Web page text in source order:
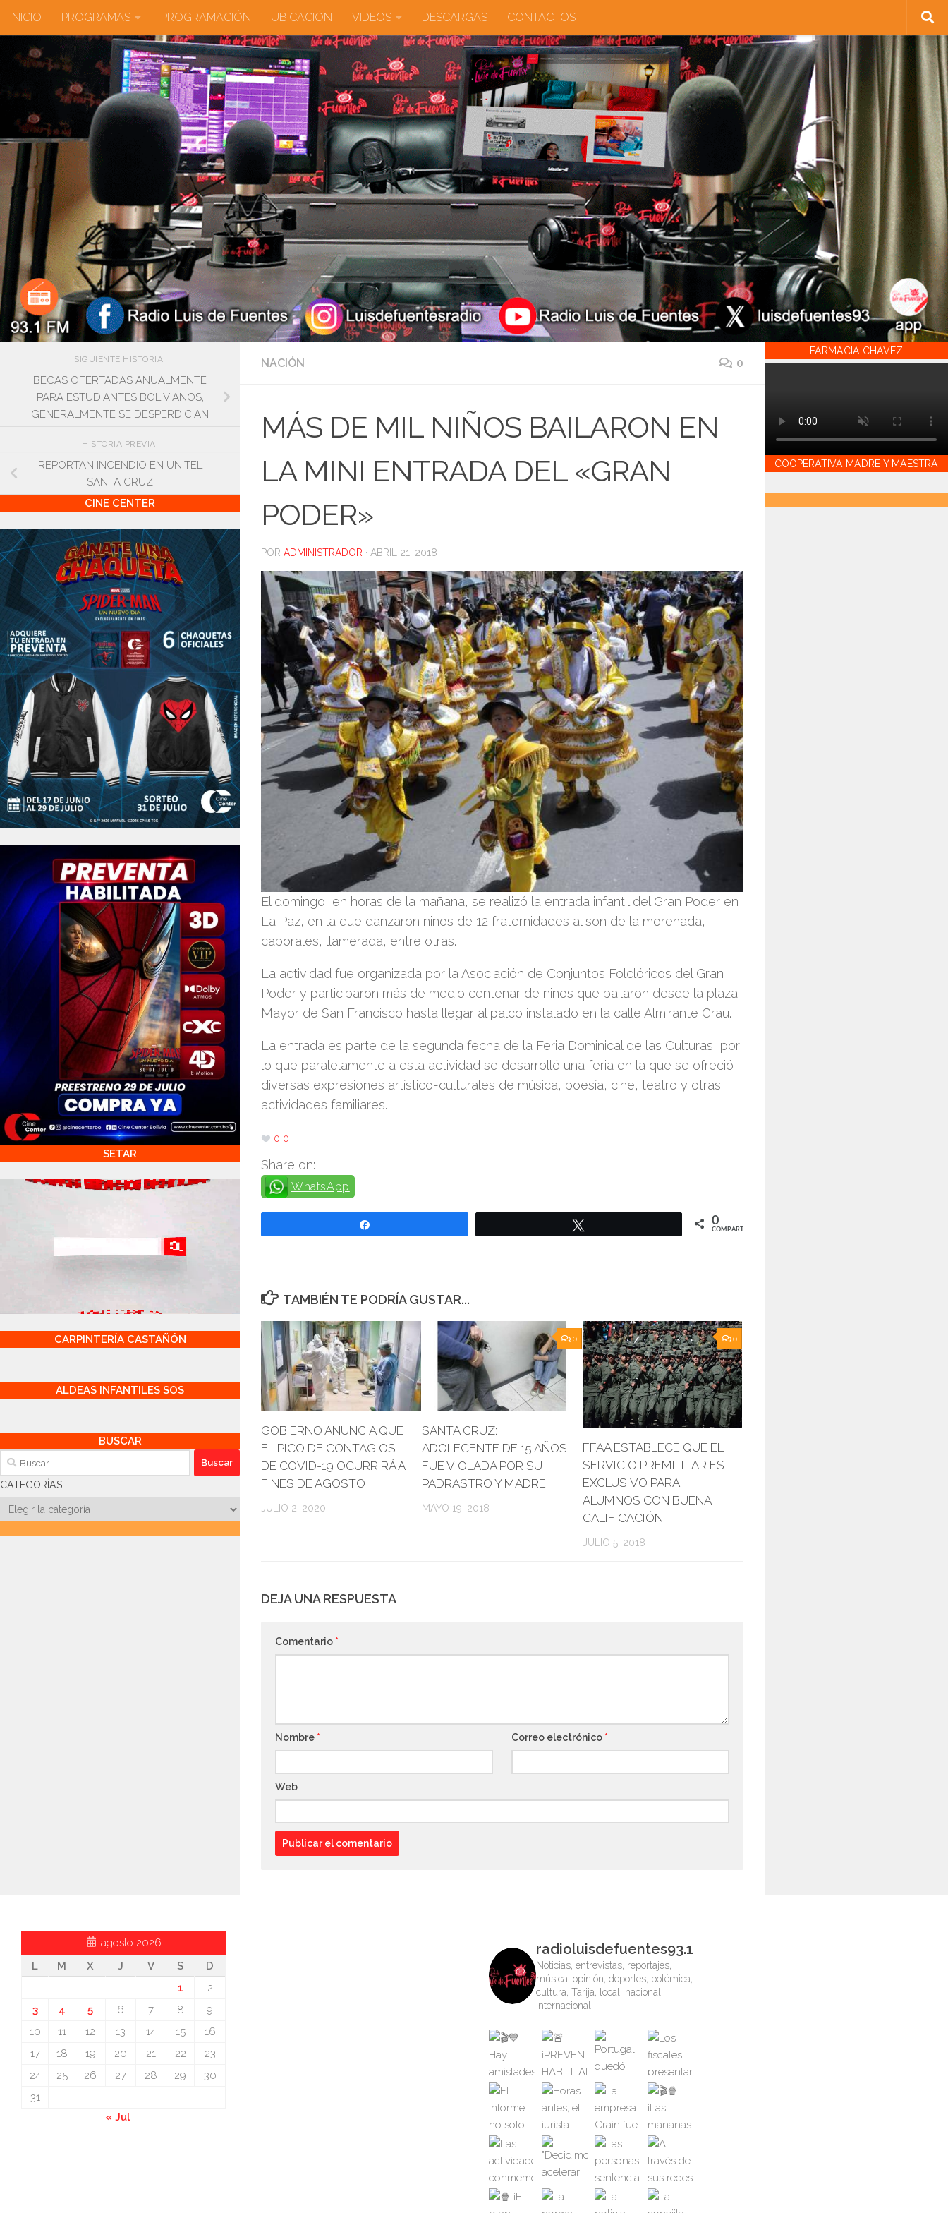
Saltar al contenido
INICIO PROGRAMAS PROGRAMACIÓN UBICACIÓN VIDEOS DESCARGAS CONTACTOS
NACIÓN 0
MÁS DE MIL NIÑOS BAILARON EN
LA MINI ENTRADA DEL «GRAN
PODER»
POR ADMINISTRADOR · ABRIL 21, 2018
El domingo, en horas de la mañana, se realizó la entrada infantil del Gran Poder en
La Paz, en la que danzaron niños de 12 fraternidades al son de la morenada,
caporales, llamerada, entre otras.
La actividad fue organizada por la Asociación de Conjuntos Folclóricos del Gran
Poder y participaron más de medio centenar de niños que bailaron desde la plaza
Mayor de San Francisco hasta llegar al palco instalado en la calle Almirante Grau.
La entrada es parte de la segunda fecha de la Feria Dominical de las Culturas, por
lo que paralelamente a esta actividad se desarrolló una feria en la que se ofreció
diversas expresiones artístico-culturales de música, poesía, cine, teatro y otras
actividades familiares.
0 0
Share on:
WhatsApp
0
COMPARTIR
TAMBIÉN TE PODRÍA GUSTAR...
GOBIERNO ANUNCIA QUE
EL PICO DE CONTAGIOS
DE COVID-19 OCURRIRÁ A
FINES DE AGOSTO
JULIO 2, 2020
0
SANTA CRUZ:
ADOLECENTE DE 15 AÑOS
FUE VIOLADA POR SU
PADRASTRO Y MADRE
MAYO 19, 2018
0
FFAA ESTABLECE QUE EL
SERVICIO PREMILITAR ES
EXCLUSIVO PARA
ALUMNOS CON BUENA
CALIFICACIÓN
JULIO 5, 2018
DEJA UNA RESPUESTA
Comentario *
Nombre * Correo electrónico *
Web
SIGUIENTE HISTORIA
BECAS OFERTADAS ANUALMENTE
PARA ESTUDIANTES BOLIVIANOS,
GENERALMENTE SE DESPERDICIAN
HISTORIA PREVIA
REPORTAN INCENDIO EN UNITEL
SANTA CRUZ
CINE CENTER
SETAR
CARPINTERÍA CASTAÑÓN
ALDEAS INFANTILES SOS
BUSCAR
Buscar:
CATEGORÍAS
Categorías
FARMACIA CHAVEZ
COOPERATIVA MADRE Y MAESTRA
agosto 2026
L
M X J V S
D
1
2
3
4 5 6 7 8
9
10
11 12 13 14 15
16
17
18 19 20 21 22
23
24
25 26 27 28 29
30
31
« Jul
radioluisdefuentes93.1
Noticias, entrevistas, reportajes,
música, opinión, deportes, polémica,
cultura, Tarija, local, nacional,
internacional